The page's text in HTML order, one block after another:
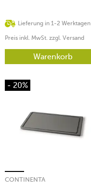
Lieferung in 1-2 Werktagen
Preis inkl. MwSt. zzgl. Versand
Warenkorb
- 20%
CONTINENTA